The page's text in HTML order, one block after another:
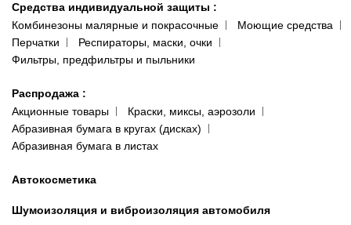
Средства индивидуальной защиты :
Комбинезоны малярные и покрасочные
Моющие средства
Перчатки
Респираторы, маски, очки
Фильтры, предфильтры и пыльники
Распродажа :
Акционные товары
Краски, миксы, аэрозоли
Абразивная бумага в кругах (дисках)
Абразивная бумага в листах
Автокосметика
Шумоизоляция и виброизоляция автомобиля